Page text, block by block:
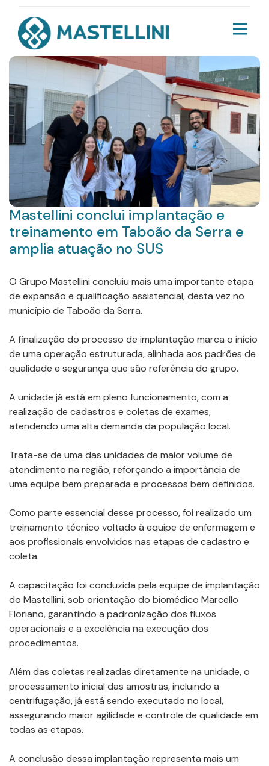
Mastellini conclui implantação e
treinamento em Taboão da Serra e
amplia atuação no SUS
O Grupo Mastellini concluiu mais uma importante etapa
de expansão e qualificação assistencial, desta vez no
município de Taboão da Serra.
A finalização do processo de implantação marca o início
de uma operação estruturada, alinhada aos padrões de
qualidade e segurança que são referência do grupo.
A unidade já está em pleno funcionamento, com a
realização de cadastros e coletas de exames,
atendendo uma alta demanda da população local.
Trata-se de uma das unidades de maior volume de
atendimento na região, reforçando a importância de
uma equipe bem preparada e processos bem definidos.
Como parte essencial desse processo, foi realizado um
treinamento técnico voltado à equipe de enfermagem e
aos profissionais envolvidos nas etapas de cadastro e
coleta.
A capacitação foi conduzida pela equipe de implantação
do Mastellini, sob orientação do biomédico Marcello
Floriano, garantindo a padronização dos fluxos
operacionais e a excelência na execução dos
procedimentos.
Além das coletas realizadas diretamente na unidade, o
processamento inicial das amostras, incluindo a
centrifugação, já está sendo executado no local,
assegurando maior agilidade e controle de qualidade em
todas as etapas.
A conclusão dessa implantação representa mais um